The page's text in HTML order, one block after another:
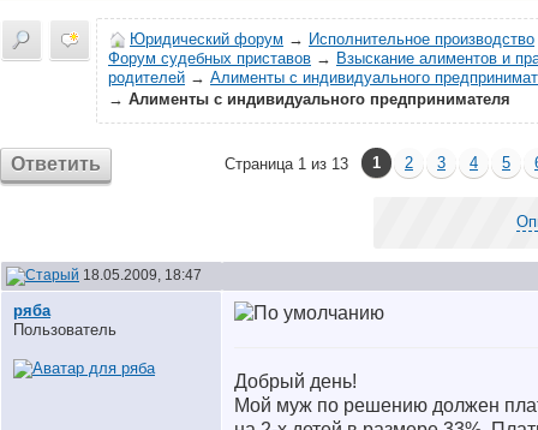
Юридический форум → Исполнительное производство
Форум судебных приставов → Взыскание алиментов и
родителей → Алименты с индивидуального
→ Алименты с индивидуального предпринимателя
Ответить Страница 1 из 13 1 2 3 4 5
18.05.2009, 18:47
ряба
Пользователь
Добрый день!
Мой муж по решению должен